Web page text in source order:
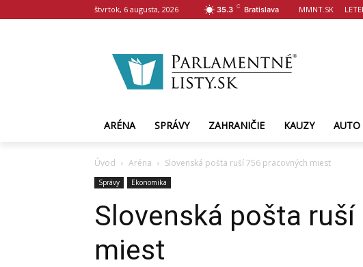
štvrtok, 6 augusta, 2026 35.3 C Bratislava MMNT.SK
ARÉNA SPRÁVY ZAHRANIČIE KAUZY AUTO
Úvod Aréna Slovenská pošta ruší 756 pracovných miest
Správy Ekonomika
Slovenská pošta
miest